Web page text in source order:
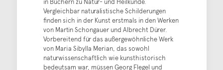
Vergleichbar naturalistische Schilderungen
finden sich in der Kunst erstmals in den Werken
von Martin Schongauer und Albrecht Dürer.
Vorbereitend für das außergewöhnliche Werk
von Maria Sibylla Merian, das sowohl
naturwissenschaftlich wie kunsthistorisch
bedeutsam war, müssen Georg Flegel und